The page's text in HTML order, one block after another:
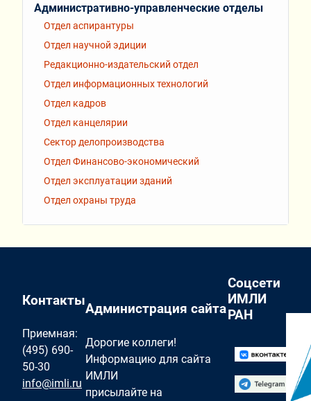
Административно-управленческие отделы
Отдел аспирантуры
Отдел научной эдиции
Редакционно-издательский отдел
Отдел информационных технологий
Отдел кадров
Отдел канцелярии
Сектор делопроизводства
Отдел Финансово-экономический
Отдел эксплуатации зданий
Отдел охраны труда
Контакты
Приемная:
(495) 690-
50-30
info@imli.ru
Администрация сайта
Дорогие коллеги!
Информацию для сайта
ИМЛИ
присылайте на
Соцсети
ИМЛИ
РАН